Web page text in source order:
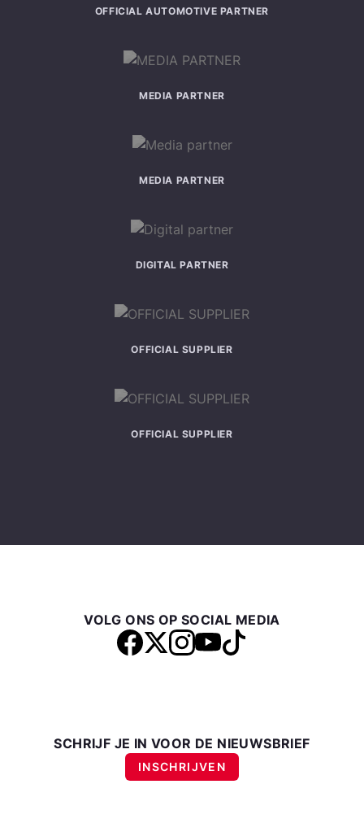
OFFICIAL AUTOMOTIVE PARTNER
MEDIA PARTNER
MEDIA PARTNER
DIGITAL PARTNER
OFFICIAL SUPPLIER
OFFICIAL SUPPLIER
VOLG ONS OP SOCIAL MEDIA
SCHRIJF JE IN VOOR DE NIEUWSBRIEF
INSCHRIJVEN